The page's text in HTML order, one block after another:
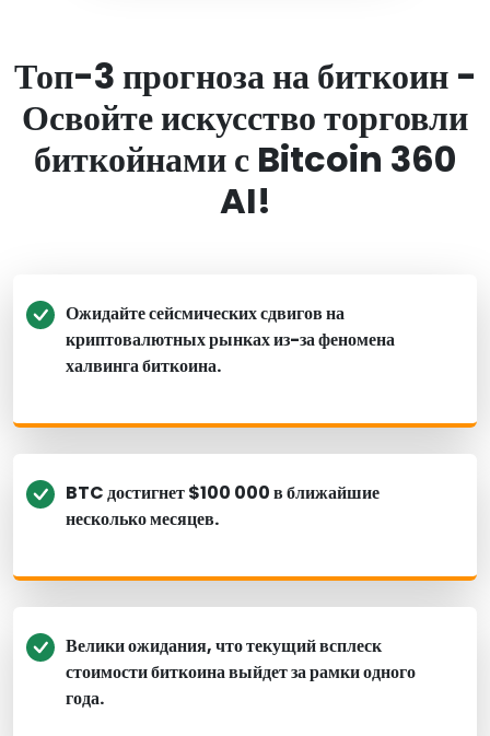
Топ-3 прогноза на биткоин -
Освойте искусство торговли
биткойнами с Bitcoin 360
AI!
Ожидайте сейсмических сдвигов на
криптовалютных рынках из-за феномена
халвинга биткоина.
BTC достигнет $100 000 в ближайшие
несколько месяцев.
Велики ожидания, что текущий всплеск
стоимости биткоина выйдет за рамки одного
года.